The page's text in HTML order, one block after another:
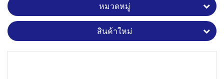
หมวดหมู่
สินค้าใหม่